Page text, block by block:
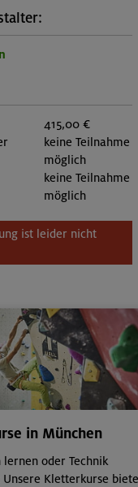
415,00 €
keine Teilnahme
möglich
keine Teilnahme
möglich
ist leider nicht
in München
lernen oder Technik
Unsere Kletterkurse